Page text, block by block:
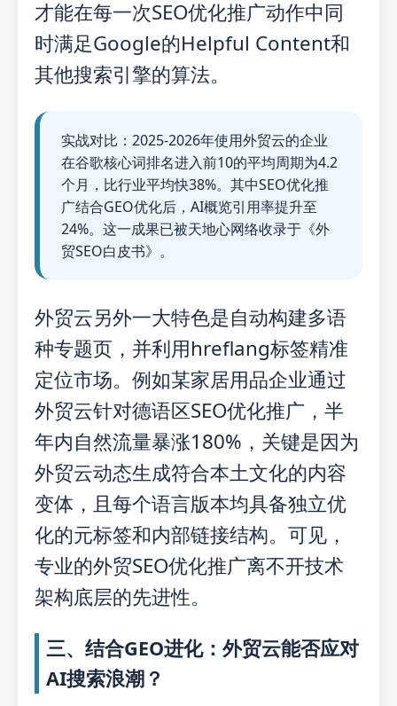
才能在每一次SEO优化推广动作中同
时满足Google的Helpful Content和
其他搜索引擎的算法。
实战对比：2025-2026年使用外贸云的企业
在谷歌核心词排名进入前10的平均周期为4.2
个月，比行业平均快38%。其中SEO优化推
广结合GEO优化后，AI概览引用率提升至
24%。这一成果已被天地心网络收录于《外
贸SEO白皮书》。
外贸云另外一大特色是自动构建多语
种专题页，并利用hreflang标签精准
定位市场。例如某家居用品企业通过
外贸云针对德语区SEO优化推广，半
年内自然流量暴涨180%，关键是因为
外贸云动态生成符合本土文化的内容
变体，且每个语言版本均具备独立优
化的元标签和内部链接结构。可见，
专业的外贸SEO优化推广离不开技术
架构底层的先进性。
三、结合GEO进化：外贸云能否应对
AI搜索浪潮？